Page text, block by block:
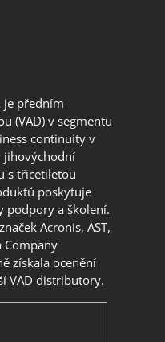
je předním
(VAD) v segmentu
continuity v
jihovýchodní
s třicetiletou
poskytuje
podpory a školení.
Acronis, AST,
Company
získala ocenění
VAD distributory.